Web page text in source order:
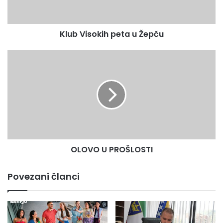
Klub Visokih peta u Žepču
OLOVO U PROŠLOSTI
Povezani članci